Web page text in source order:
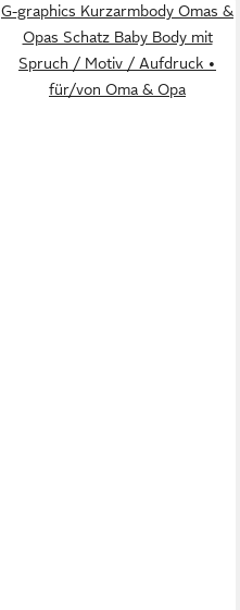
G-graphics Kurzarmbody Omas &
Opas Schatz Baby Body mit
Spruch / Motiv / Aufdruck •
für/von Oma & Opa